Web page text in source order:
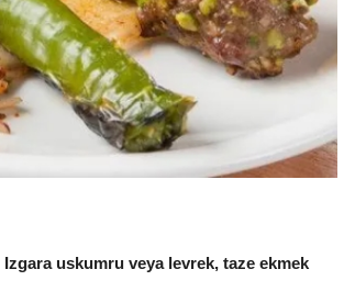
Izgara uskumru veya levrek, taze ekmek